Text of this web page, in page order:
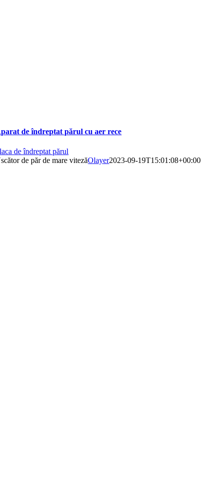
de îndreptat părul cu aer rece
de îndreptat părul
de păr de mare vitezăOlayer2023-09-19T15:01:08+00:00